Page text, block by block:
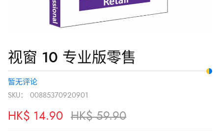
视窗 10 专业版零售
暂无评论
SKU：
00885370920901
HK$59.90
HK$ 14.90